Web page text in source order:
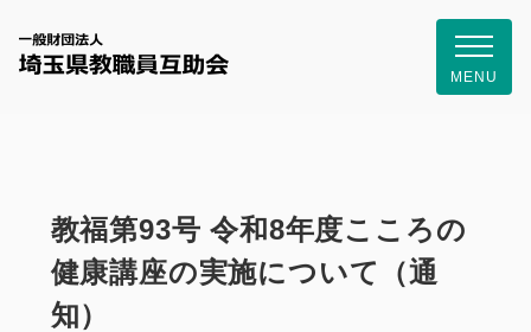
一般財団
MENU
教福第93号 令和8年度こころの
健康講座の実施について（通
知）